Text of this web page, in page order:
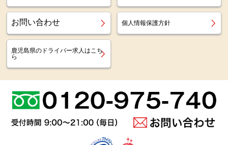
お問い合わせ 個人情報保護方針
鹿児島県のドライバー求人はこち
ら